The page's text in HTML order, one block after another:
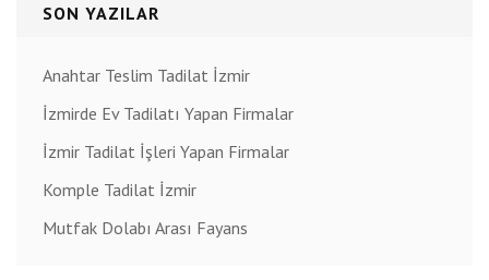
SON YAZILAR
Anahtar Teslim Tadilat İzmir
İzmirde Ev Tadilatı Yapan Firmalar
İzmir Tadilat İşleri Yapan Firmalar
Komple Tadilat İzmir
Mutfak Dolabı Arası Fayans